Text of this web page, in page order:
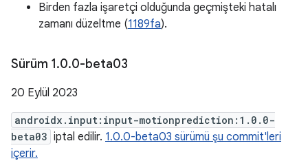
Birden fazla işaretçi olduğunda geçmişteki hatalı
zamanı düzeltme (1189fa).
Sürüm 1.0.0-beta03
20 Eylül 2023
androidx.input:input-motionprediction:1.0.0-
beta03 iptal edilir. 1.0.0-beta03 sürümü şu commit'leri
içerir.